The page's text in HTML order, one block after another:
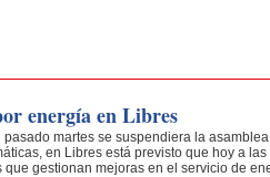
energía en Libres
pasado martes se suspendiera la
en Libres está previsto que hoy a
que gestionan mejoras en el servicio de